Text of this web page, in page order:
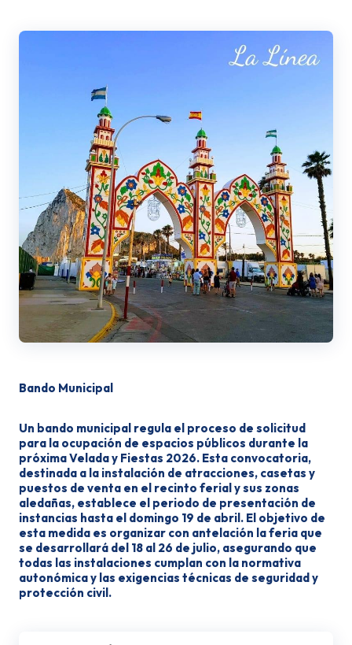
Bando Municipal
Un bando municipal regula el proceso de solicitud
para la ocupación de espacios públicos durante la
próxima Velada y Fiestas 2026. Esta convocatoria,
destinada a la instalación de atracciones, casetas y
puestos de venta en el recinto ferial y sus zonas
aledañas, establece el periodo de presentación de
instancias hasta el domingo 19 de abril. El objetivo de
esta medida es organizar con antelación la feria que
se desarrollará del 18 al 26 de julio, asegurando que
todas las instalaciones cumplan con la normativa
autonómica y las exigencias técnicas de seguridad y
protección civil.